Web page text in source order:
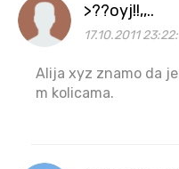
>??oyj!!,,..
17.10.2011
Alija xyz znamo da
m kolicama.